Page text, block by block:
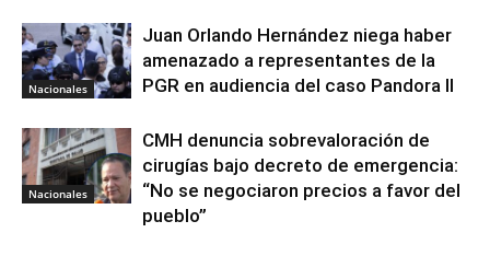
Nacionales
Juan Orlando Hernández niega haber
amenazado a representantes de la
PGR en audiencia del caso Pandora II
Nacionales
CMH denuncia sobrevaloración de
cirugías bajo decreto de emergencia:
“No se negociaron precios a favor del
pueblo”